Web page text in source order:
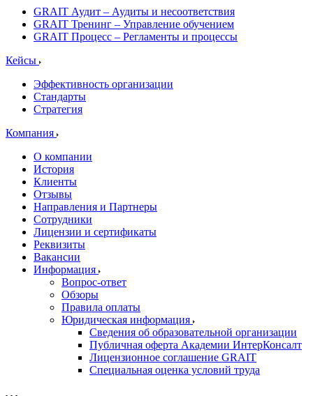
GRAIT Аудит – Аудиты и несоответствия
GRAIT Тренинг – Управление обучением
GRAIT Процесс – Регламенты и процессы
Кейсы
Эффективность организации
Стандарты
Стратегия
Компания
О компании
История
Клиенты
Отзывы
Направления и Партнеры
Сотрудники
Лицензии и сертификаты
Реквизиты
Вакансии
Информация
Вопрос-ответ
Обзоры
Правила оплаты
Юридическая информация
Сведения об образовательной организации
Публичная оферта Академии ИнтерКонсалт
Лицензионное соглашение GRAIT
Специальная оценка условий труда